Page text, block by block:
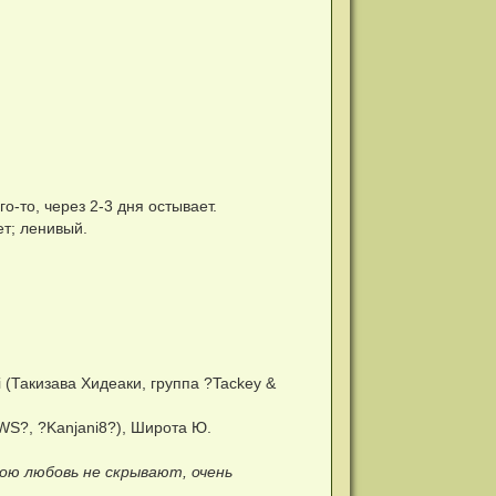
то, через 2-3 дня остывает.
ленивый.
Хидеаки, группа ?Tackey &
?Kanjani8?), Широта Ю.
любовь не скрывают, очень